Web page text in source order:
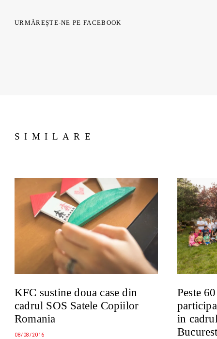
URMĂREȘTE-NE PE FACEBOOK
SIMILARE
KFC sustine doua case din
cadrul SOS Satele Copiilor
Romania
08/08/2016
Peste
in